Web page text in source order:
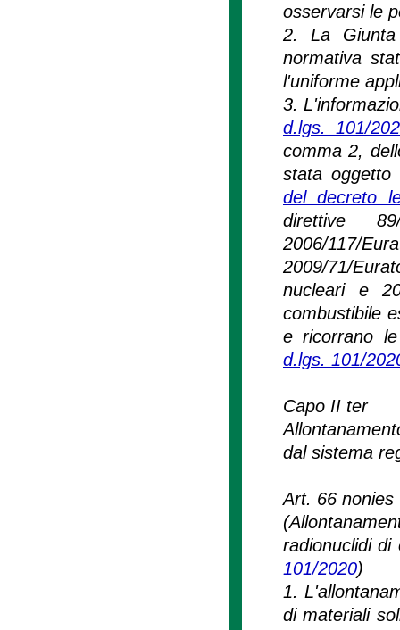
osservarsi le
2. La Giunta
normativa
l'uniforme
3.
d.lgs. 101/
comma 2,
stata oggetto
del decreto
direttive 89/
2006/117/
2009/71/
nucleari e
combustibile
e ricorrano
d.lgs. 101/
Capo II ter
dal sistema
Art. 66 nonies
radionuclidi
101/2020)
1.
di materiali